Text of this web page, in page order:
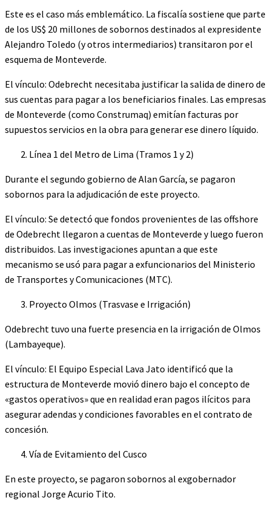
Este es el caso más emblemático. La fiscalía sostiene que parte
de los US$ 20 millones de sobornos destinados al expresidente
Alejandro Toledo (y otros intermediarios) transitaron por el
esquema de Monteverde.
El vínculo: Odebrecht necesitaba justificar la salida de dinero de
sus cuentas para pagar a los beneficiarios finales. Las empresas
de Monteverde (como Construmaq) emitían facturas por
supuestos servicios en la obra para generar ese dinero líquido.
Línea 1 del Metro de Lima (Tramos 1 y 2)
Durante el segundo gobierno de Alan García, se pagaron
sobornos para la adjudicación de este proyecto.
El vínculo: Se detectó que fondos provenientes de las offshore
de Odebrecht llegaron a cuentas de Monteverde y luego fueron
distribuidos. Las investigaciones apuntan a que este
mecanismo se usó para pagar a exfuncionarios del Ministerio
de Transportes y Comunicaciones (MTC).
Proyecto Olmos (Trasvase e Irrigación)
Odebrecht tuvo una fuerte presencia en la irrigación de Olmos
(Lambayeque).
El vínculo: El Equipo Especial Lava Jato identificó que la
estructura de Monteverde movió dinero bajo el concepto de
«gastos operativos» que en realidad eran pagos ilícitos para
asegurar adendas y condiciones favorables en el contrato de
concesión.
Vía de Evitamiento del Cusco
En este proyecto, se pagaron sobornos al exgobernador
regional Jorge Acurio Tito.